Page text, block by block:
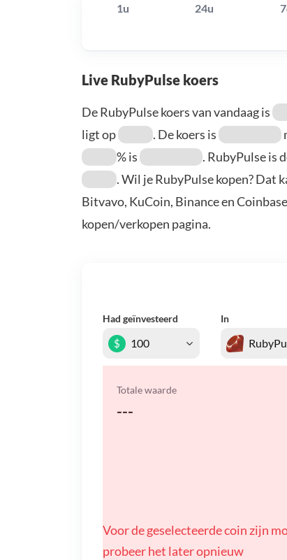
1u 24u
Live RubyPulse koers
De RubyPulse koers van vandaag is
ligt op
. De koers is
% is
. RubyPulse is
. Wil je RubyPulse kopen? Dat
Bitvavo, KuCoin, Binance en
kopen/verkopen pagina.
Had geïnvesteerd In
$
Totale waarde
---
Voor de geselecteerde coin zijn
probeer het later opnieuw